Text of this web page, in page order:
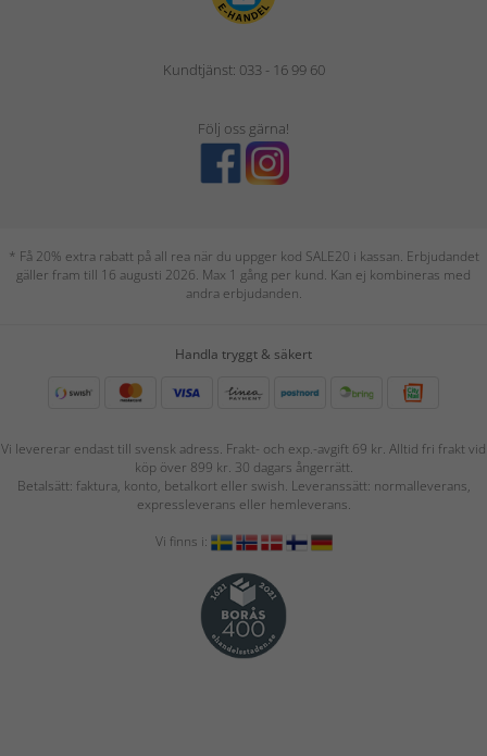
Kundtjänst: 033 - 16 99 60
Följ oss gärna!
* Få 20% extra rabatt på all rea när du uppger kod SALE20 i kassan. Erbjudandet
gäller fram till 16 augusti 2026. Max 1 gång per kund. Kan ej kombineras med
andra erbjudanden.
Handla tryggt & säkert
Vi levererar endast till svensk adress. Frakt- och exp.-avgift 69 kr. Alltid fri frakt vid
köp över 899 kr. 30 dagars ångerrätt.
Betalsätt: faktura, konto, betalkort eller swish. Leveranssätt: normalleverans,
expressleverans eller hemleverans.
Vi finns i: